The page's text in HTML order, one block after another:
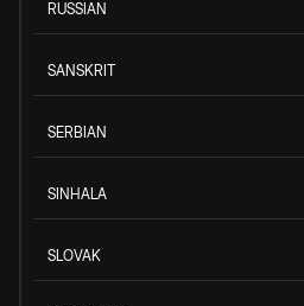
RUSSIAN
SANSKRIT
SERBIAN
SINHALA
SLOVAK